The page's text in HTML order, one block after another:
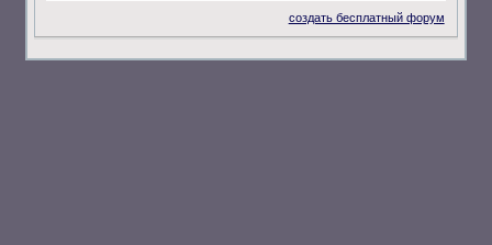
создать бесплатный форум